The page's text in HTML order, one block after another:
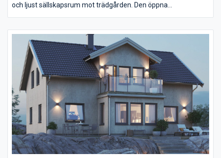
och ljust sällskapsrum mot trädgården. Den öppna
husets vinkel. Övervåningen har tre sovrum, varav ett extra
stort med en lyxigt stor walk-in-closet.